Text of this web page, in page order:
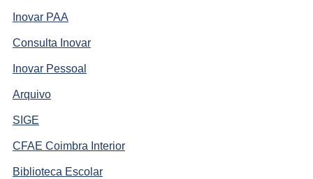
Inovar PAA
Consulta Inovar
Inovar Pessoal
Arquivo
SIGE
CFAE Coimbra Interior
Biblioteca Escolar